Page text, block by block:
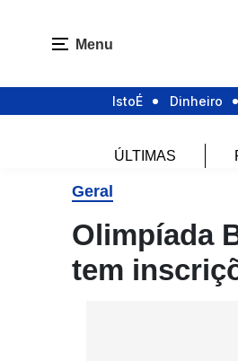
Menu
IstoÉ Dinheiro
ÚLTIMAS
Geral
Olimpíada
tem